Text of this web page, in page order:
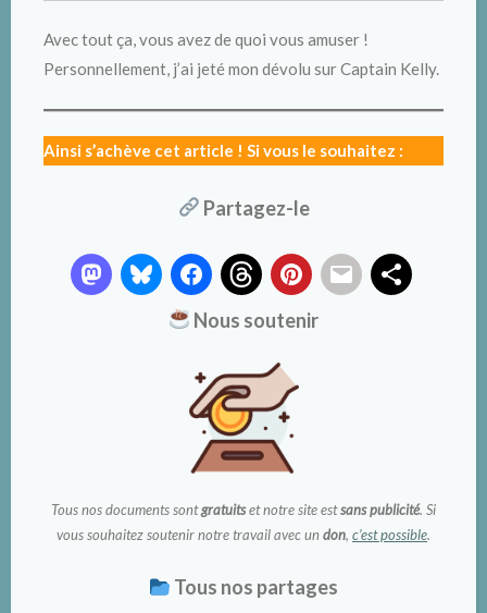
Avec tout ça, vous avez de quoi vous amuser !
Personnellement, j’ai jeté mon dévolu sur Captain Kelly.
Ainsi s’achève cet article ! Si vous le souhaitez :
Partagez-le
Nous soutenir
Tous nos documents sontgratuitset notre site estsans publicité. Si
vous souhaitez soutenir notre travail avec undon, c’est possible.
Tous nos partages